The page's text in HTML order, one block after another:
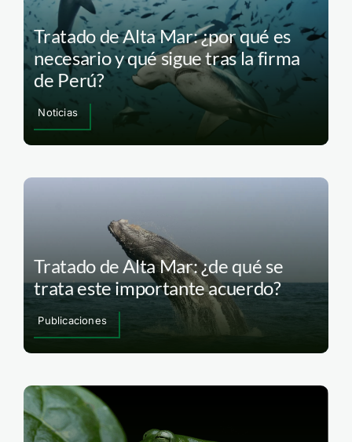
Tratado de Alta Mar: ¿por qué es
necesario y qué sigue tras la firma
de Perú?
Noticias
Tratado de Alta Mar: ¿de qué se
trata este importante acuerdo?
Publicaciones